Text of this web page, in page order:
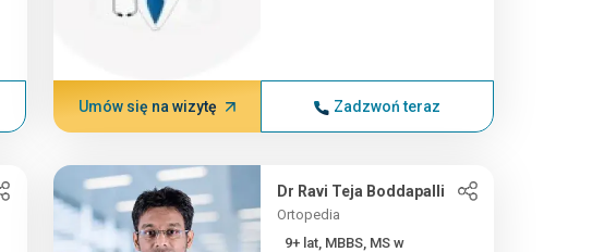
Umów się na wizytę Zadzwoń teraz
Dr Ravi Teja Boddapalli
Ortopedia
9+ lat, MBBS, MS w